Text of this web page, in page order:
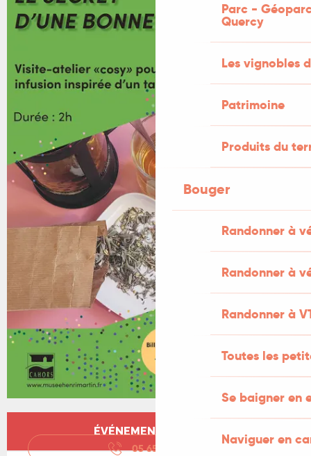
Parc -
Quercy
Les vignobles
Patrimoine
Produits du
Bouger
Randonner à
Randonner à
Randonner à
Toutes les
Se baigner en
Naviguer en
Ouverture et coordonnées
ÉVÉNEMENT TERMINÉ
05 65 20 88